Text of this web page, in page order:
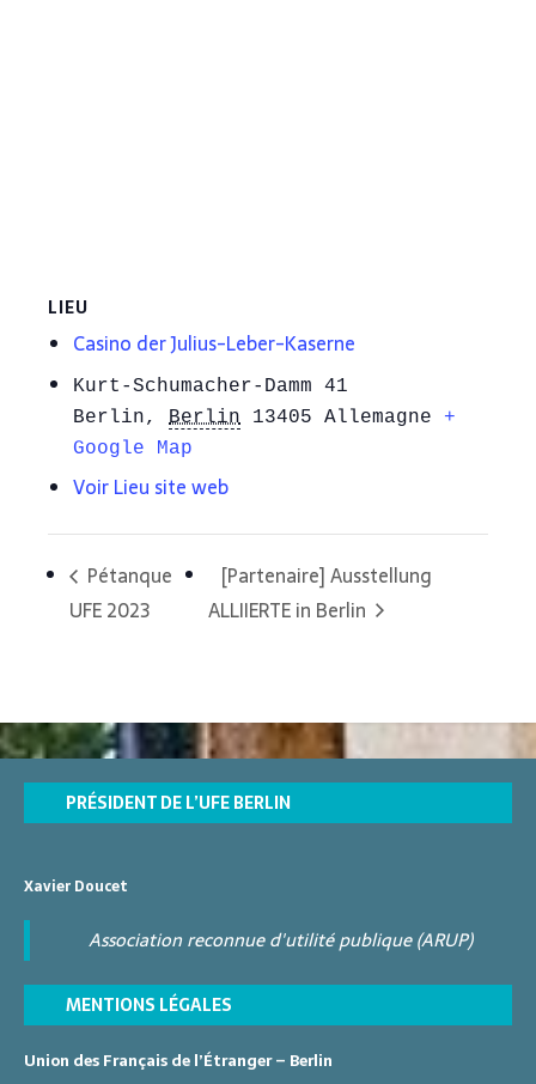
LIEU
Casino der Julius-Leber-Kaserne
Kurt-Schumacher-Damm 41
Berlin, Berlin 13405 Allemagne
+
Google Map
Voir Lieu site web
Pétanque
UFE 2023
[Partenaire] Ausstellung
ALLIIERTE in Berlin
PRÉSIDENT DE L’UFE BERLIN
Xavier Doucet
Association reconnue d'utilité publique (ARUP)
MENTIONS LÉGALES
Union des Français de l’Étranger – Berlin